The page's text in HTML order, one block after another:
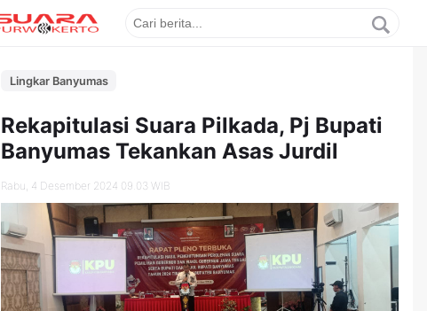
Lingkar Banyumas
Rekapitulasi Suara Pilkada, Pj Bupati
Banyumas Tekankan Asas Jurdil
Rabu, 4 Desember 2024 09.03 WIB